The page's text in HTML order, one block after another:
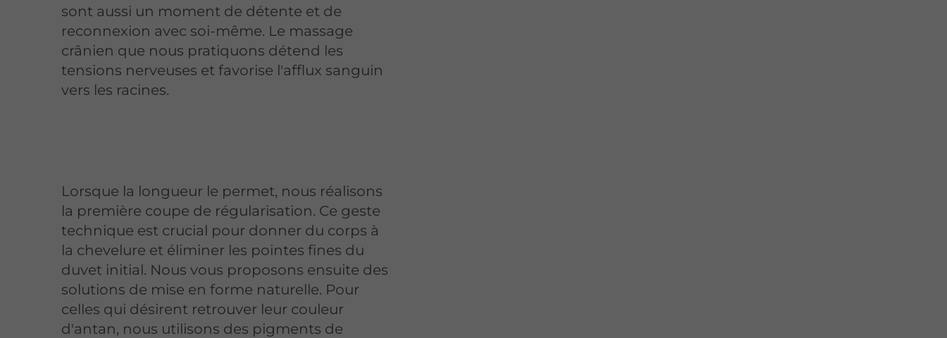
sont aussi un moment de détente et de
reconnexion avec soi-même. Le massage
crânien que nous pratiquons détend les
tensions nerveuses et favorise l'afflux sanguin
vers les racines.
Lorsque la longueur le permet, nous réalisons
la première coupe de régularisation. Ce geste
technique est crucial pour donner du corps à
la chevelure et éliminer les pointes fines du
duvet initial. Nous vous proposons ensuite des
solutions de mise en forme naturelle. Pour
celles qui désirent retrouver leur couleur
d'antan, nous utilisons des pigments de